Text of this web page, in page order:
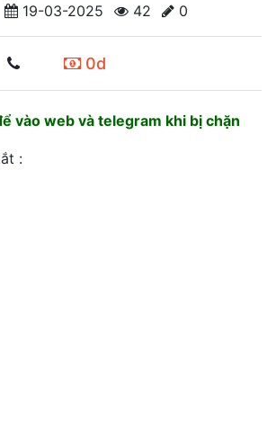
19-03-2025 42 0
0d
vào web và telegram khi bị chặn
: